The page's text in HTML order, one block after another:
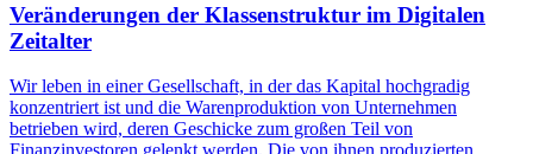
Veränderungen der Klassenstruktur im Digitalen
Zeitalter
Wir leben in einer Gesellschaft, in der das Kapital hochgradig
konzentriert ist und die Warenproduktion von Unternehmen
betrieben wird, deren Geschicke zum großen Teil von